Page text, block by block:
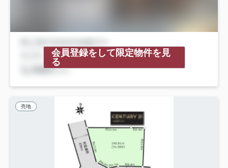
会員登録をして限定物件を見
る
売地